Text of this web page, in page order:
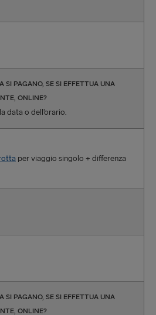
SI PAGANO, SE SI EFFETTUA UNA
ONLINE?
data o dell’orario.
per viaggio singolo + differenza
SI PAGANO, SE SI EFFETTUA UNA
ONLINE?